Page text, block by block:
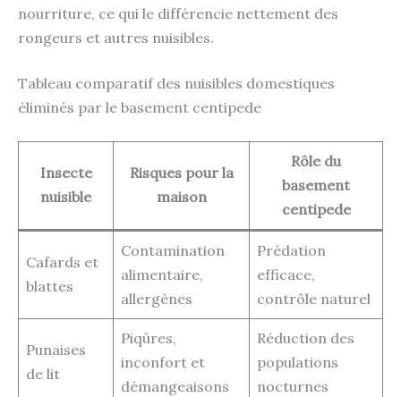
nourriture, ce qui le différencie nettement des
rongeurs et autres nuisibles.
Tableau comparatif des nuisibles domestiques
éliminés par le basement centipede
Insecte
nuisible
Risques pour la
maison
Rôle du
basement
centipede
Cafards et
blattes
Contamination
alimentaire,
allergènes
Prédation
efficace,
contrôle naturel
Punaises
de lit
Piqûres,
inconfort et
démangeaisons
Réduction des
populations
nocturnes